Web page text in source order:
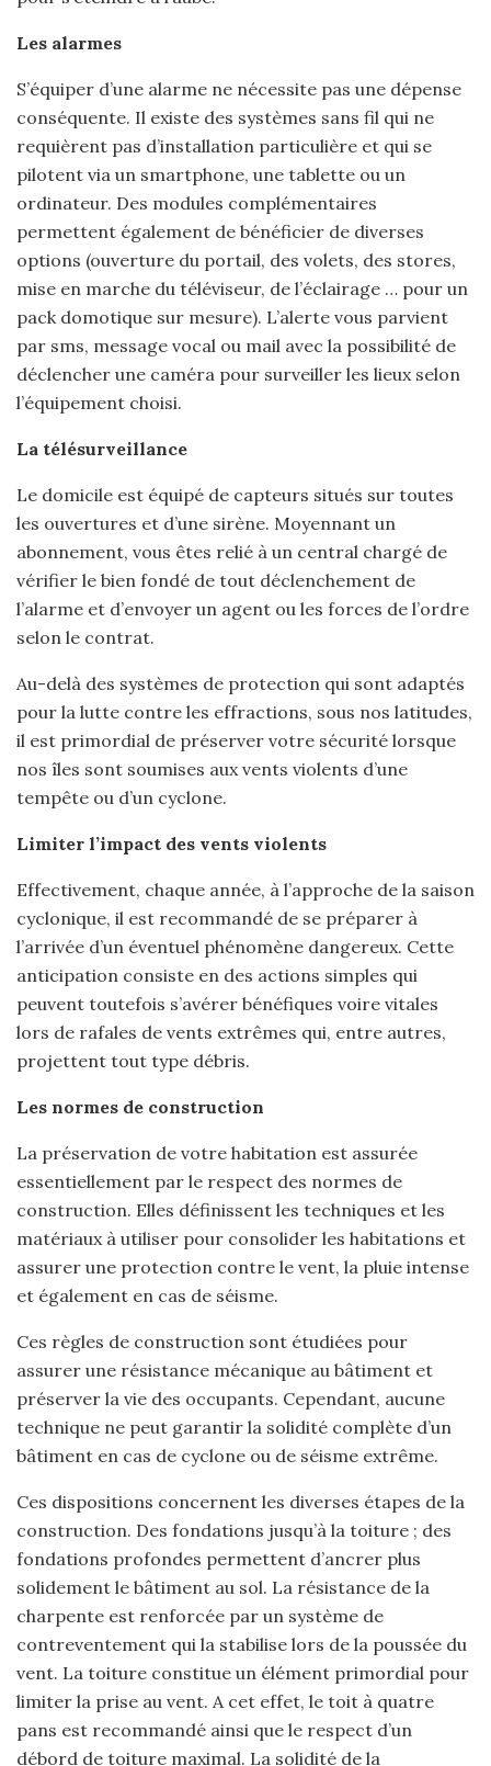
Les alarmes
S’équiper d’une alarme ne nécessite pas une dépense
conséquente. Il existe des systèmes sans fil qui ne
requièrent pas d’installation particulière et qui se
pilotent via un smartphone, une tablette ou un
ordinateur. Des modules complémentaires
permettent également de bénéficier de diverses
options (ouverture du portail, des volets, des stores,
mise en marche du téléviseur, de l’éclairage … pour un
pack domotique sur mesure). L’alerte vous parvient
par sms, message vocal ou mail avec la possibilité de
déclencher une caméra pour surveiller les lieux selon
l’équipement choisi.
La télésurveillance
Le domicile est équipé de capteurs situés sur toutes
les ouvertures et d’une sirène. Moyennant un
abonnement, vous êtes relié à un central chargé de
vérifier le bien fondé de tout déclenchement de
l’alarme et d’envoyer un agent ou les forces de l’ordre
selon le contrat.
Au-delà des systèmes de protection qui sont adaptés
pour la lutte contre les effractions, sous nos latitudes,
il est primordial de préserver votre sécurité lorsque
nos îles sont soumises aux vents violents d’une
tempête ou d’un cyclone.
Limiter l’impact des vents violents
Effectivement, chaque année, à l’approche de la saison
cyclonique, il est recommandé de se préparer à
l’arrivée d’un éventuel phénomène dangereux. Cette
anticipation consiste en des actions simples qui
peuvent toutefois s’avérer bénéfiques voire vitales
lors de rafales de vents extrêmes qui, entre autres,
projettent tout type débris.
Les normes de construction
La préservation de votre habitation est assurée
essentiellement par le respect des normes de
construction. Elles définissent les techniques et les
matériaux à utiliser pour consolider les habitations et
assurer une protection contre le vent, la pluie intense
et également en cas de séisme.
Ces règles de construction sont étudiées pour
assurer une résistance mécanique au bâtiment et
préserver la vie des occupants. Cependant, aucune
technique ne peut garantir la solidité complète d’un
bâtiment en cas de cyclone ou de séisme extrême.
Ces dispositions concernent les diverses étapes de la
construction. Des fondations jusqu’à la toiture ; des
fondations profondes permettent d’ancrer plus
solidement le bâtiment au sol. La résistance de la
charpente est renforcée par un système de
contreventement qui la stabilise lors de la poussée du
vent. La toiture constitue un élément primordial pour
limiter la prise au vent. A cet effet, le toit à quatre
pans est recommandé ainsi que le respect d’un
débord de toiture maximal. La solidité de la